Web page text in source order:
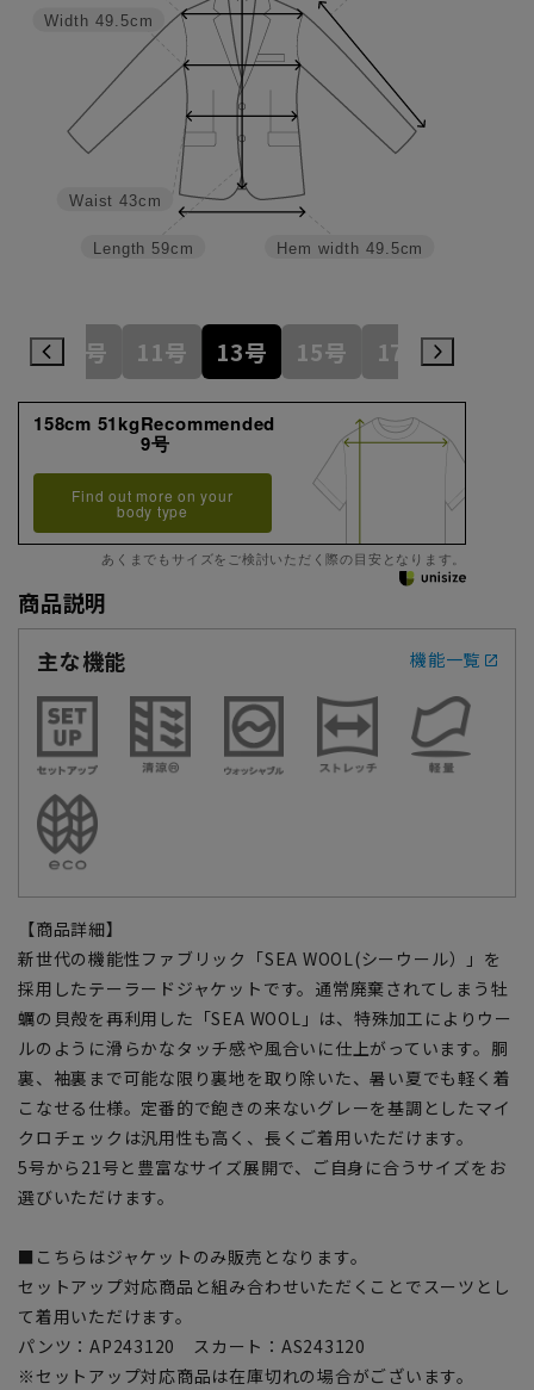
Hem width 49.5cm
Length 59cm
Waist 43cm
Width 49.5cm
7号 9号 11号 13号 15号 17号
158cm 51kgRecommended
9号
Find out more on your
body type
あくまでもサイズをご検討いただく際の目安となります。
商品説明
主な機能
機能一覧
【商品詳細】
新世代の機能性ファブリック「SEA WOOL(シーウール）」を
採用したテーラードジャケットです。通常廃棄されてしまう牡
蠣の貝殻を再利用した「SEA WOOL」は、特殊加工によりウー
ルのように滑らかなタッチ感や風合いに仕上がっています。胴
裏、袖裏まで可能な限り裏地を取り除いた、暑い夏でも軽く着
こなせる仕様。定番的で飽きの来ないグレーを基調としたマイ
クロチェックは汎用性も高く、長くご着用いただけます。
5号から21号と豊富なサイズ展開で、ご自身に合うサイズをお
選びいただけます。
■こちらはジャケットのみ販売となります。
セットアップ対応商品と組み合わせいただくことでスーツとし
て着用いただけます。
パンツ：AP243120 スカート：AS243120
※セットアップ対応商品は在庫切れの場合がございます。